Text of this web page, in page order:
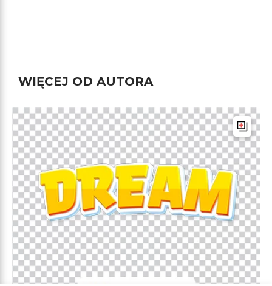
WIĘCEJ OD AUTORA